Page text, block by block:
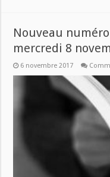
Nouveau
mercredi 8
6 novembre 2017